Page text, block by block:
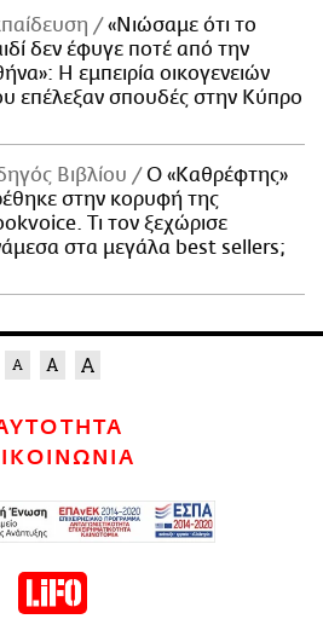
«Νιώσαμε ότι το
δεν έφυγε ποτέ από την
Η εμπειρία οικογενειών
επέλεξαν σπουδές στην Κύπρο
Βιβλίου
Ο «Καθρέφτης»
στην κορυφή της
Τι τον ξεχώρισε
στα μεγάλα best sellers;